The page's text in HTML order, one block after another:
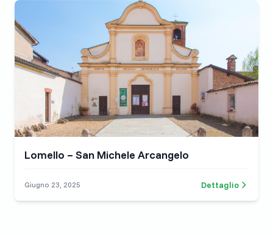
Lomello – San Michele Arcangelo
Giugno 23, 2025 Dettaglio